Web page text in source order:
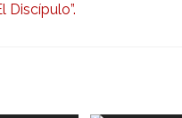
Discípulo”.